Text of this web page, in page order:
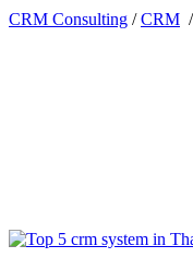
CRM Consulting /CRM /